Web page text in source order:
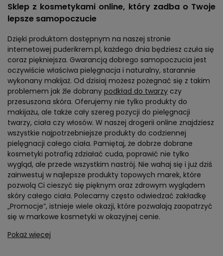
Sklep z kosmetykami online, który zadba o Twoje
lepsze samopoczucie
Dzięki produktom dostępnym na naszej stronie
internetowej puderikrem.pl, każdego dnia będziesz czuła się
coraz piękniejsza. Gwarancją dobrego samopoczucia jest
oczywiście właściwa pielęgnacja i naturalny, starannie
wykonany makijaż. Od dzisiaj możesz pożegnać się z takim
problemem jak źle dobrany podkład do twarzy czy
przesuszona skóra. Oferujemy nie tylko produkty do
makijażu, ale także cały szereg pozycji do pielęgnacji
twarzy, ciała czy włosów. W naszej drogerii online znajdziesz
wszystkie najpotrzebniejsze produkty do codziennej
pielęgnacji całego ciała. Pamiętaj, że dobrze dobrane
kosmetyki potrafią zdziałać cuda, poprawić nie tylko
wygląd, ale przede wszystkim nastrój. Nie wahaj się i już dziś
zainwestuj w najlepsze produkty topowych marek, które
pozwolą Ci cieszyć się pięknym oraz zdrowym wyglądem
skóry całego ciała. Polecamy często odwiedzać zakładkę
„Promocje”, istnieje wiele okazji, które pozwalają zaopatrzyć
się w markowe kosmetyki w okazyjnej cenie.
Pokaż więcej